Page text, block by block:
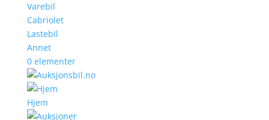
Varebil
Cabriolet
Lastebil
Annet
0 elementer
Hjem